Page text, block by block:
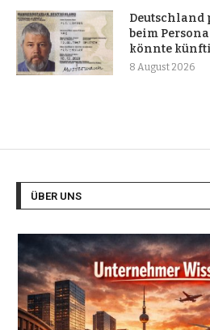
Deutschland
beim
könnte
8 August 2026
ÜBER UNS